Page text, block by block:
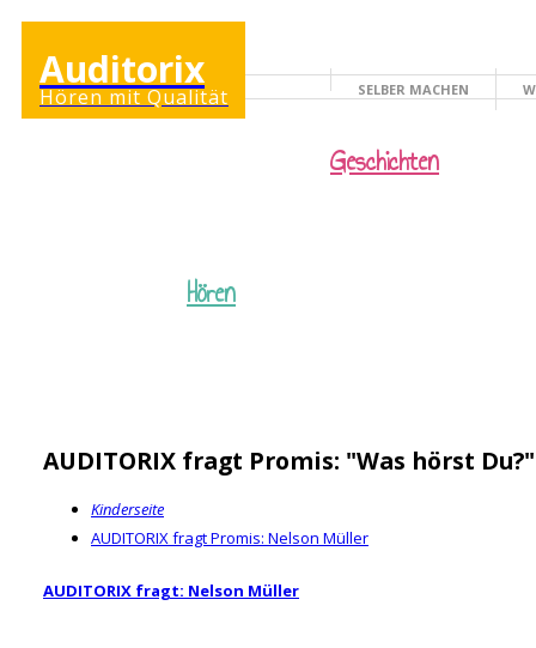
Auditorix
Hören mit Qualität KINDERSEITE
SELBER MACHEN
Hören
Geschichten
AUDITORIX fragt Promis: "Was hörst Du?"
Kinderseite
AUDITORIX fragt Promis: Nelson Müller
AUDITORIX fragt: Nelson Müller